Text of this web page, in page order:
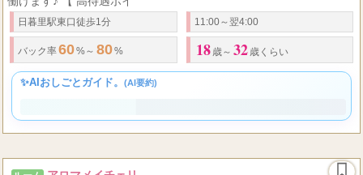
安心の店舗型メンズエステ✨ 全室エアコン＆空気清浄機完備、タオ
ルや制服のクリーニングも従業員が担当するので、雑用なしで楽々
働けます♪ 【 高待遇ポイ
日暮里駅東口徒歩1分 11:00～翌4:00
バック率60%～ 80 %
✨AIおしごとガイド。(AI要約)